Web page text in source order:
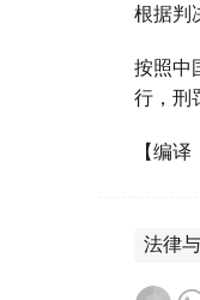
根据判
按照中
行，刑
【编
法律